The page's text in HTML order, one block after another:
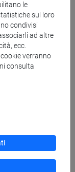
o di attività
può avvenire
i moduli
del
del
del nome del
propria area
ricevimento solo
le
sul loro
condivisi
ad altre
ecc.
verranno
consulta